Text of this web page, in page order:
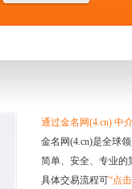
通过金名网(4.cn) 中
金名网(4.cn)是全球
简单、安全、专业的
具体交易流程可“点